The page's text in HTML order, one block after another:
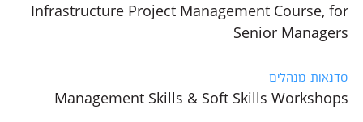
Infrastructure Project Management Course, for
Senior Managers
סדנאות מנהלים
Management Skills & Soft Skills Workshops